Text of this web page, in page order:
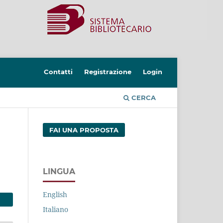
CERCA
Contatti Registrazione Login
FAI UNA PROPOSTA
LINGUA
English
Italiano